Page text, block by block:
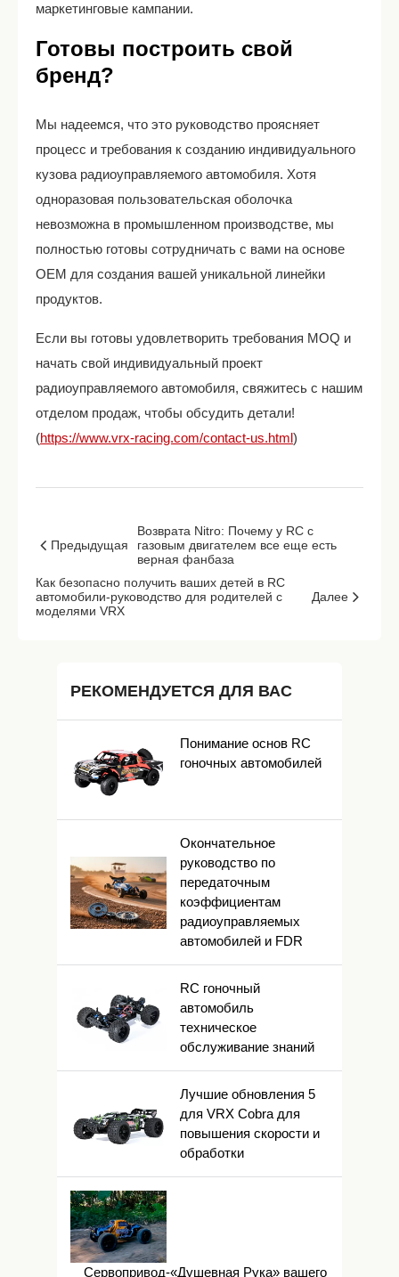
маркетинговые кампании.
Готовы построить свой
бренд?
Мы надеемся, что это руководство проясняет
процесс и требования к созданию индивидуального
кузова радиоуправляемого автомобиля. Хотя
одноразовая пользовательская оболочка
невозможна в промышленном производстве, мы
полностью готовы сотрудничать с вами на основе
OEM для создания вашей уникальной линейки
продуктов.
Если вы готовы удовлетворить требования MOQ и
начать свой индивидуальный проект
радиоуправляемого автомобиля, свяжитесь с нашим
отделом продаж, чтобы обсудить детали!
(https://www.vrx-racing.com/contact-us.html )
Предыдущая
Возврата Nitro: Почему у RC с
газовым двигателем все еще есть
верная фанбаза
Далее
Как безопасно получить ваших детей в RC
автомобили-руководство для родителей с
моделями VRX
РЕКОМЕНДУЕТСЯ ДЛЯ ВАС
Понимание основ RC
гоночных автомобилей
Окончательное
руководство по
передаточным
коэффициентам
радиоуправляемых
автомобилей и FDR
RC гоночный
автомобиль
техническое
обслуживание знаний
Лучшие обновления 5
для VRX Cobra для
повышения скорости и
обработки
Сервопривод-«Душевная Рука» вашего